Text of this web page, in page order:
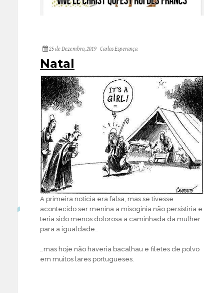
25 de Dezembro, 2019 Carlos Esperança
Natal
A primeira notícia era falsa, mas se tivesse
acontecido ser menina a misoginia não persistiria e
teria sido menos dolorosa a caminhada da mulher
para a igualdade…
…mas hoje não haveria bacalhau e filetes de polvo
em muitos lares portugueses.